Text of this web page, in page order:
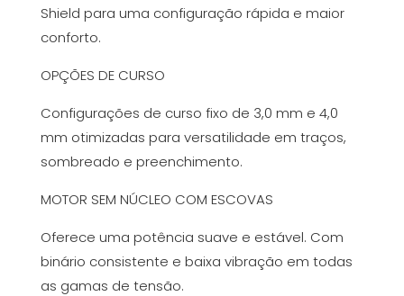
Shield para uma configuração rápida e maior
conforto.
OPÇÕES DE CURSO
Configurações de curso fixo de 3,0 mm e 4,0
mm otimizadas para versatilidade em traços,
sombreado e preenchimento.
MOTOR SEM NÚCLEO COM ESCOVAS
Oferece uma potência suave e estável. Com
binário consistente e baixa vibração em todas
as gamas de tensão.